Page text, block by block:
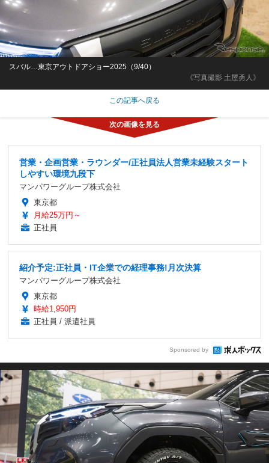
《写真撮影 土屋勇人》
スバル…東京アウトドアショー2025（9/40）
この記事へ戻る
営業・企画営業・ラウンダー/正社員法人営業未経験スタート
しやすい環境九段下
マンパワーグループ株式会社
東京都
月給25万円～
正社員
紹介予定:正社員・IT企業での経理事務!月次決算
マンパワーグループ株式会社
東京都
時給1,950円
正社員 / 派遣社員
Sponsored by